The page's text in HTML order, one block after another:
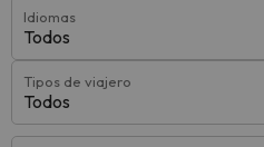
Idiomas
Todos
Tipos de viajero
Todos